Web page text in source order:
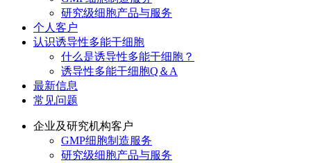
研究级细胞产品与服务
个人客户
认识诱导性多能干细胞
什么是诱导性多能干细胞？
诱导性多能干细胞Q＆A
最新信息
常见问题
企业及研究机构客户
GMP细胞制造服务
研究级细胞产品与服务